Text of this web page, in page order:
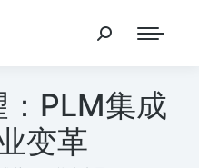
PLM集成
变革